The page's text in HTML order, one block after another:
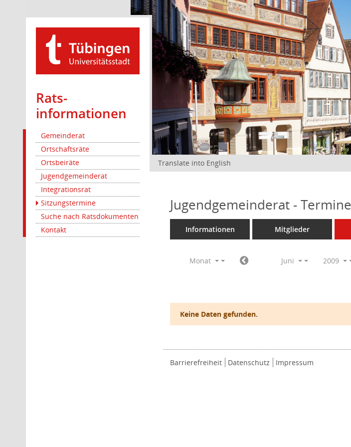
Rats­
informationen
Gemeinderat
Ortschaftsräte
Ortsbeiräte
Jugendgemeinderat
Integrationsrat
Sitzungstermine
Suche nach Ratsdokumenten
Kontakt
Translate into English
Jugendgemeinderat -
Informationen Mitglieder
Monat Juni 2009
Keine Daten gefunden.
Barrierefreiheit Datenschutz Impressum